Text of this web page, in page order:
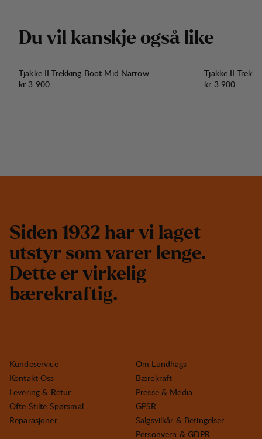
Du vil kanskje også like
Tjakke II Trekking Boot Mid Narrow
Pris:
kr 3 900
Tjakke II
Pris:
kr 3 900
Siden 1932 har vi laget
utstyr som varer lenge.
Dette er virkelig
bærekraftig.
Kundeservice
Kontakt Oss
Levering & Retur
Ofte Stilte Spørsmal
Reparasjoner
Om Lundhags
Bærekraft
Presse & Media
GPSR
Salgsvilkår & Betingelser
Personvern & GDPR